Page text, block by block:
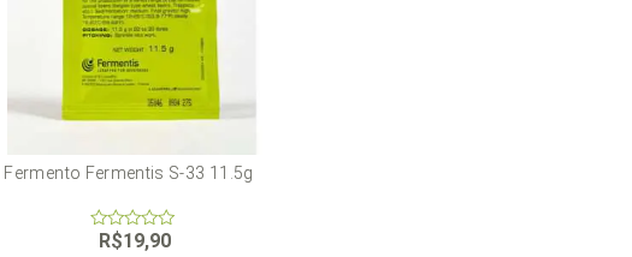
Fermento Fermentis S-33 11.5g
R$19,90